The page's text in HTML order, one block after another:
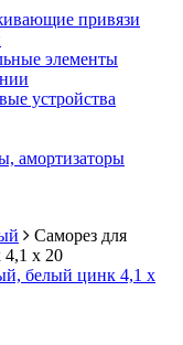
привязи
элементы
устройства
амортизаторы
Саморез для
х 20